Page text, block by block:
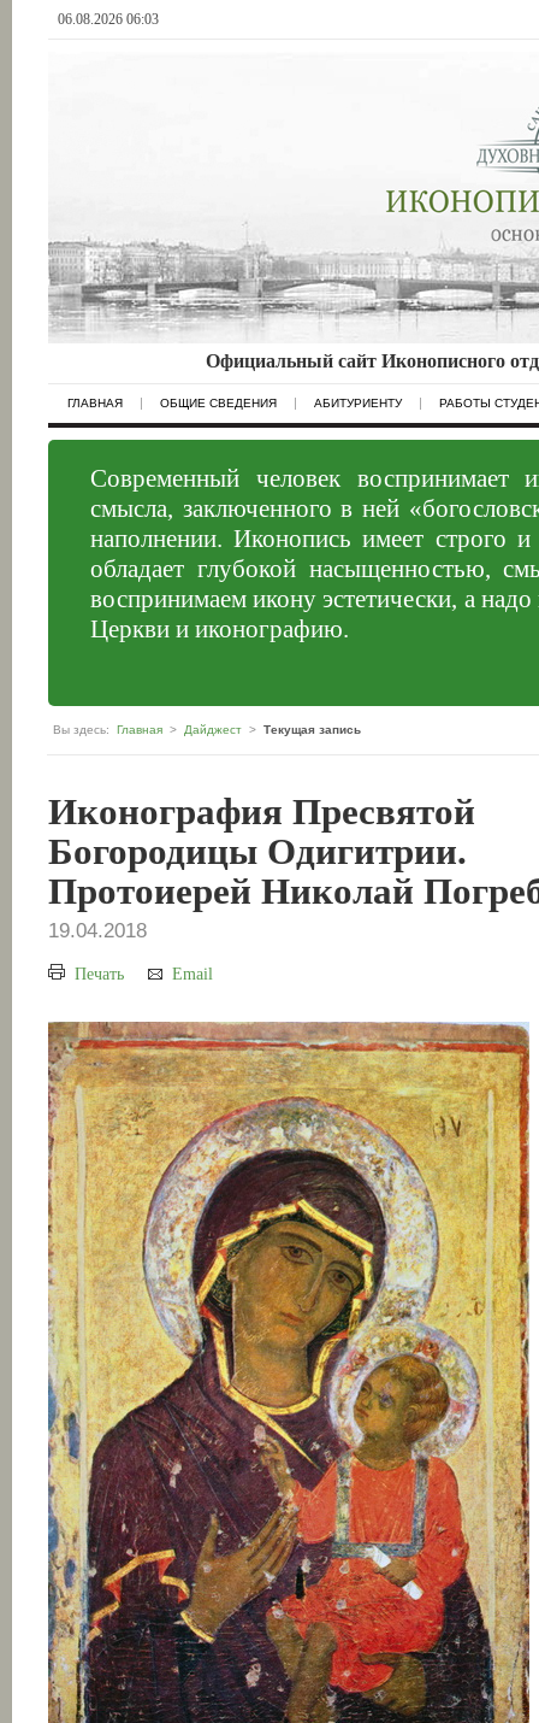
06.08.2026 06:03
Официальный сайт Иконописного
ГЛАВНАЯ ОБЩИЕ СВЕДЕНИЯ АБИТУРИЕНТУ РАБОТЫ
Современный человек воспринимает
смысла, заключенного в ней
наполнении. Иконопись имеет строго
обладает глубокой насыщенностью,
воспринимаем икону эстетически, а
Церкви и иконографию.
Вы здесь: Главная > Дайджест > Текущая запись
Иконография Пресвятой
Богородицы Одигитрии.
Протоиерей Николай
19.04.2018
Печать Email